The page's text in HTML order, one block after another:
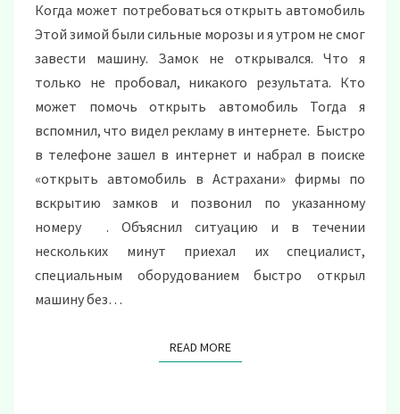
Когда может потребоваться открыть автомобиль
Этой зимой были сильные морозы и я утром не смог
завести машину. Замок не открывался. Что я
только не пробовал, никакого результата. Кто
может помочь открыть автомобиль Тогда я
вспомнил, что видел рекламу в интернете. Быстро
в телефоне зашел в интернет и набрал в поиске
«открыть автомобиль в Астрахани» фирмы по
вскрытию замков и позвонил по указанному
номеру . Объяснил ситуацию и в течении
нескольких минут приехал их специалист,
специальным оборудованием быстро открыл
машину без…
READ MOREREAD MORE